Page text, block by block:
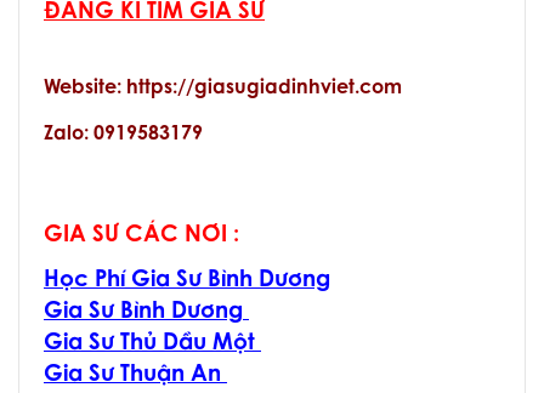
ĐĂNG KÍ TÌM GIA SƯ
Website: https://giasugiadinhviet.com
Zalo: 0919583179
GIA SƯ CÁC NƠI :
Học Phí Gia Sư Bình Dương
Gia Sư Bình Dương
Gia Sư Thủ Dầu Một
Gia Sư Thuận An